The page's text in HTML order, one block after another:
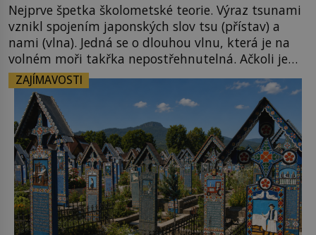
Nejprve špetka školometské teorie. Výraz tsunami
vznikl spojením japonských slov tsu (přístav) a
nami (vlna). Jedná se o dlouhou vlnu, která je na
volném moři takřka nepostřehnutelná. Ačkoli je
vlnová délka tsunami i 300 kilometrů, výška vlny
na volném moři je maximálně 1,5 metru. Máme se
podobné obří vlny obávat i v Evropě? Vznik
tsunami si […]
ZAJÍMAVOSTI